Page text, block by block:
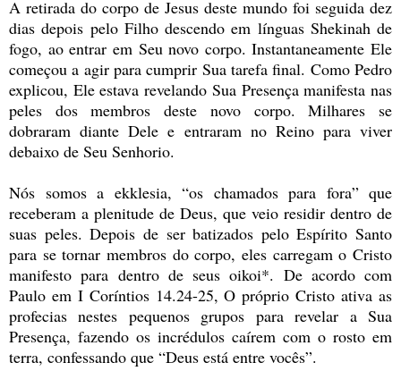
A retirada do corpo de Jesus deste mundo foi seguida dez
dias depois pelo Filho descendo em línguas Shekinah de
fogo, ao entrar em Seu novo corpo. Instantaneamente Ele
começou a agir para cumprir Sua tarefa final. Como Pedro
explicou, Ele estava revelando Sua Presença manifesta nas
peles dos membros deste novo corpo. Milhares se
dobraram diante Dele e entraram no Reino para viver
debaixo de Seu Senhorio.
Nós somos a ekklesia, “os chamados para fora” que
receberam a plenitude de Deus, que veio residir dentro de
suas peles. Depois de ser batizados pelo Espírito Santo
para se tornar membros do corpo, eles carregam o Cristo
manifesto para dentro de seus oikoi*. De acordo com
Paulo em I Coríntios 14.24-25, O próprio Cristo ativa as
profecias nestes pequenos grupos para revelar a Sua
Presença, fazendo os incrédulos caírem com o rosto em
terra, confessando que “Deus está entre vocês”.